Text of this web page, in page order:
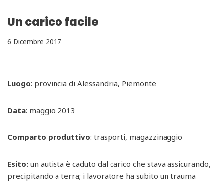
Un carico facile
6 Dicembre 2017
Luogo: provincia di Alessandria, Piemonte
Data: maggio 2013
Comparto produttivo: trasporti, magazzinaggio
Esito: un autista è caduto dal carico che stava assicurando,
precipitando a terra; i lavoratore ha subito un trauma